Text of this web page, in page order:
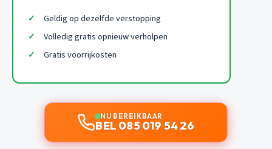
Geldig op dezelfde verstopping
Volledig gratis opnieuw verholpen
Gratis voorrijkosten
NU BEREIKBAAR
BEL 085 019 54 26